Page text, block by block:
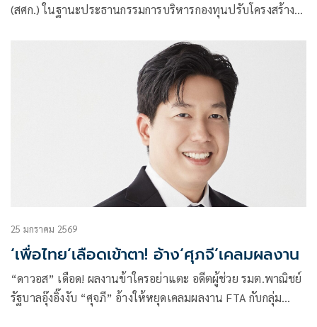
(สศก.) ในฐานะประธานกรรมการบริหารกองทุนปรับโครงสร้าง
25 มกราคม 2569
‘เพื่อไทย’เลือดเข้าตา! อ้าง‘ศุภจี’เคลมผลงาน
“ดาวอส” เดือด! ผลงานข้าใครอย่าแตะ อดีตผู้ช่วย รมต.พาณิชย์
รัฐบาลอุ๊งอิ๊งงับ “ศุจภี” อ้างให้หยุดเคลมผลงาน FTA กับกลุ่ม